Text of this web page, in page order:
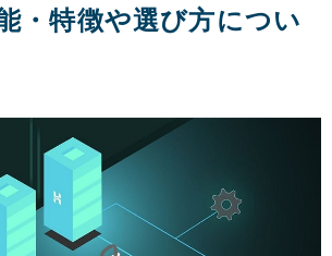
・特徴や選び方につい